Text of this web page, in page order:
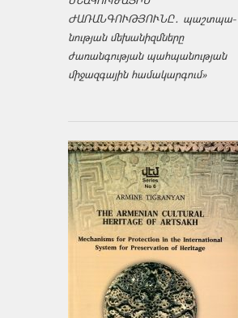
ԺԱՌԱՆԳՈՒԹՅՈՒՆԸ․ պաշտպա­
նության մեխանիզմները
ժառանգության պահպանության
միջազ­գային համակարգում»